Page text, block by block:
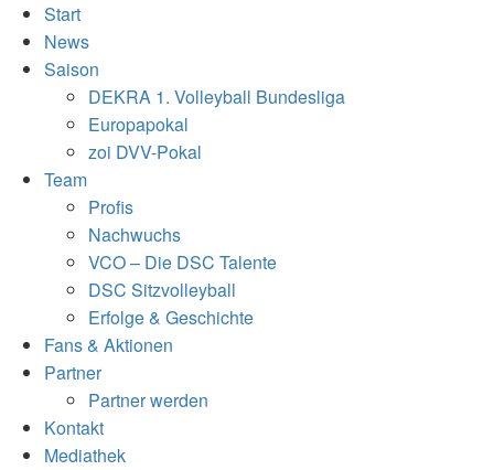
Start
News
Saison
DEKRA 1. Volleyball Bundesliga
Europapokal
zoi DVV-Pokal
Team
Profis
Nachwuchs
VCO – Die DSC Talente
DSC Sitzvolleyball
Erfolge & Geschichte
Fans & Aktionen
Partner
Partner werden
Kontakt
Mediathek